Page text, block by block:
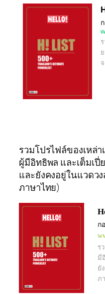
รวมโปรไฟล์ของเหล่า
ผู้มีอิทธิพล และเต็มเ
และยังคงอยู่ในแวดว
ภาษาไทย)
ก
ร
มี
ยั
ภ